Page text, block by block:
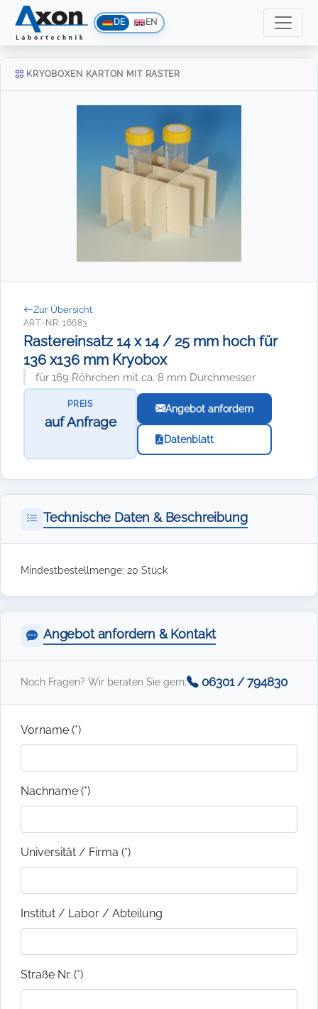
DE EN
KRYOBOXEN KARTON MIT RASTER
Zur Übersicht
ART.-NR. 16683
Rastereinsatz 14 x 14 / 25 mm hoch für
136 x136 mm Kryobox
für 169 Röhrchen mit ca. 8 mm Durchmesser
PREIS
auf Anfrage
Angebot anfordern
Datenblatt
Technische Daten & Beschreibung
Mindestbestellmenge: 20 Stück
Angebot anfordern & Kontakt
Noch Fragen? Wir beraten Sie gern: 06301 / 794830
Vorname (*)
Nachname (*)
Universität / Firma (*)
Institut / Labor / Abteilung
Straße Nr. (*)